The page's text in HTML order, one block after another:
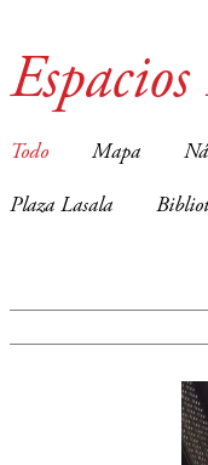
Todo Mapa
Plaza Lasala